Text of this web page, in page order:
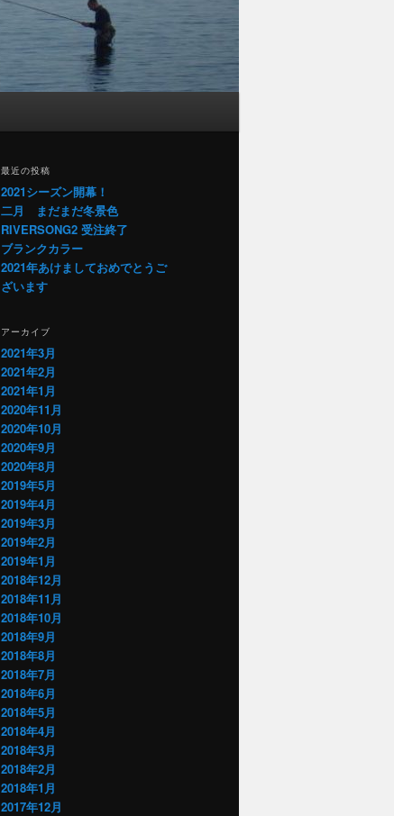
最近の投稿
2021シーズン開幕！
二月 まだまだ冬景色
RIVERSONG2 受注終了
ブランクカラー
2021年あけましておめでとうご
ざいます
アーカイブ
2021年3月
2021年2月
2021年1月
2020年11月
2020年10月
2020年9月
2020年8月
2019年5月
2019年4月
2019年3月
2019年2月
2019年1月
2018年12月
2018年11月
2018年10月
2018年9月
2018年8月
2018年7月
2018年6月
2018年5月
2018年4月
2018年3月
2018年2月
2018年1月
2017年12月